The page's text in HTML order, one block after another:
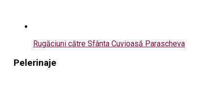
Rugăciuni către Sfânta Cuvioasă Parascheva
Pelerinaje